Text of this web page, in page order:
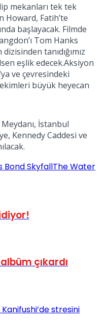
mekanları tek tek
Howard, Fatih’te
başlayacak. Filmde
Tom Hanks
tanıdığımız
eşlik edecek.Aksiyon
ve çevresindeki
büyük heyecan
Meydanı, İstanbul
Kennedy Caddesi ve
Bond SkyfallThe Water
çıkardı